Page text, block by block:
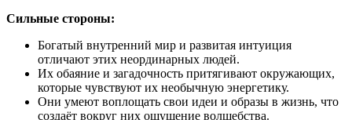
Сильные стороны:
Богатый внутренний мир и развитая интуиция
отличают этих неординарных людей.
Их обаяние и загадочность притягивают окружающих,
которые чувствуют их необычную энергетику.
Они умеют воплощать свои идеи и образы в жизнь, что
создаёт вокруг них ощущение волшебства.